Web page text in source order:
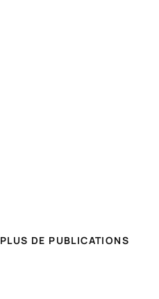
PLUS DE PUBLICATIONS